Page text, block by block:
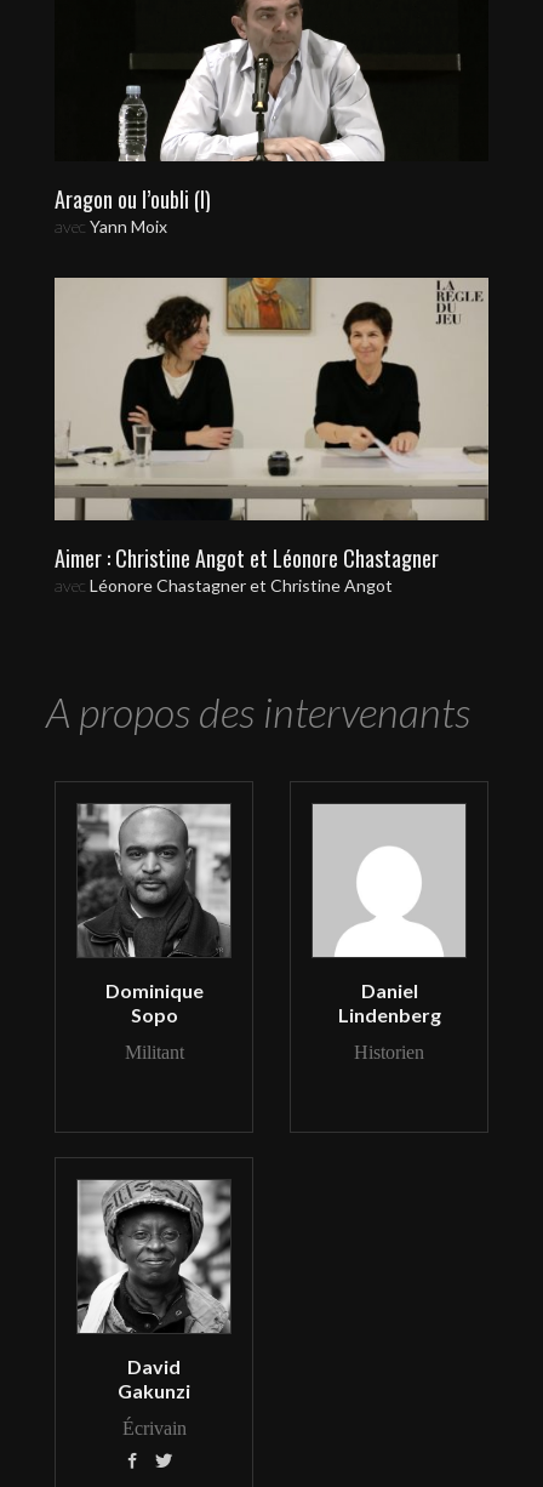
Aragon ou l’oubli (I)
avec Yann Moix
Aimer : Christine Angot et Léonore Chastagner
avec Léonore Chastagner et Christine Angot
A propos des intervenants
Dominique
Sopo
Militant
Daniel
Lindenberg
Historien
David
Gakunzi
Écrivain
 